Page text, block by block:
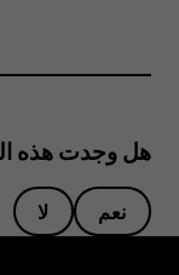
الهواتف
الهواتف
هل وجدت هذه
نعم لا